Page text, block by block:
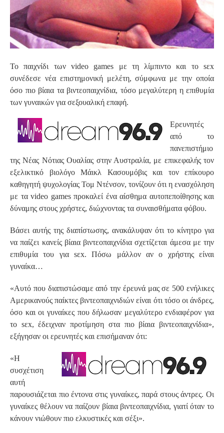
Το παιχνίδι των video games με τη λίμπιντο και το sεx
συνέδεσε νέα επιστημονική μελέτη, σύμφωνα με την οποία
όσο πιο βίαια τα βιντεοπαιχνίδια, τόσο μεγαλύτερη η επιθυμία
των γυναικών για σεξουαλική επαφή.
Ερευνητές
από το
πανεπιστήμιο
της Νέας Νότιας Ουαλίας στην Αυστραλία, με επικεφαλής τον
εξελικτικό βιολόγο Μάικλ Κασουμόβις και τον επίκουρο
καθηγητή ψυχολογίας Τομ Ντένσον, τονίζουν ότι η ενασχόληση
με τα video games προκαλεί ένα αίσθημα αυτοπεποίθησης και
δύναμης στους χρήστες, διώχνοντας τα συναισθήματα φόβου.
Βάσει αυτής της διαπίστωσης, ανακάλυψαν ότι το κίνητρο για
να παίζει κανείς βίαια βιντεοπαιχνίδια σχετίζεται άμεσα με την
επιθυμία του για sεx. Πόσω μάλλον αν ο χρήστης είναι
γυναίκα…
«Αυτό που διαπιστώσαμε από την έρευνά μας σε 500 ενήλικες
Αμερικανούς παίκτες βιντεοπαιχνιδιών είναι ότι τόσο οι άνδρες,
όσο και οι γυναίκες που δήλωσαν μεγαλύτερο ενδιαφέρον για
το sεx, έδειχναν προτίμηση στα πιο βίαια βιντεοπαιχνίδια»,
εξήγησαν οι ερευνητές και επισήμαναν ότι:
«Η
συσχέτιση
αυτή
παρουσιάζεται πιο έντονα στις γυναίκες, παρά στους άντρες. Οι
γυναίκες θέλουν να παίζουν βίαια βιντεοπαιχνίδια, γιατί όταν το
κάνουν νιώθουν πιο ελκυστικές και σέξι».